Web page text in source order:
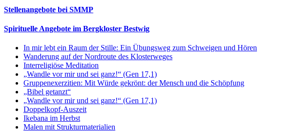
Stellenangebote bei SMMP
Spirituelle Angebote im Bergkloster Bestwig
In mir lebt ein Raum der Stille: Ein Übungsweg zum Schweigen und Hören
Wanderung auf der Nordroute des Klosterweges
Interreligiöse Meditation
„Wandle vor mir und sei ganz!“ (Gen 17,1)
Gruppenexerzitien: Mit Würde gekrönt: der Mensch und die Schöpfung
„Bibel getanzt“
„Wandle vor mir und sei ganz!“ (Gen 17,1)
Doppelkopf-Auszeit
Ikebana im Herbst
Malen mit Strukturmaterialien